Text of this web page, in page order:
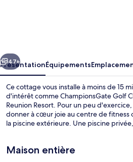
4bd/3ba
Villa
#4940
Suivant
47+
PrésentationÉquipements
Ce cottage vous installe à moins de 15
d'intérêt comme ChampionsGate Golf
Reunion Resort. Pour un peu
donner à cœur joie au centre de fitness
la piscine extérieure. Une piscine
Maison entière